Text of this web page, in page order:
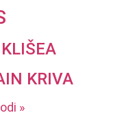
KRIVA
»